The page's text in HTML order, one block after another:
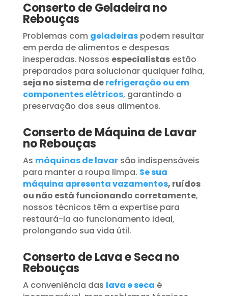
Conserto de Geladeira no
Rebouças
Problemas com geladeiraspodem resultar
em perda de alimentos e despesas
inesperadas. Nossos especialistasestão
preparados para solucionar qualquer falha,
seja no sistema derefrigeração ou em
componentes elétricos, garantindo a
preservação dos seus alimentos.
Conserto de Máquina de Lavar
no Rebouças
As máquinas de lavar são indispensáveis
para manter a roupa limpa. Se sua
máquina apresenta vazamentos, ruídos
ou não está funcionando corretamente,
nossos técnicos têm a expertise para
restaurá-la ao funcionamento ideal,
prolongando sua vida útil.
Conserto de Lava e Seca no
Rebouças
A conveniência das lava e seca é